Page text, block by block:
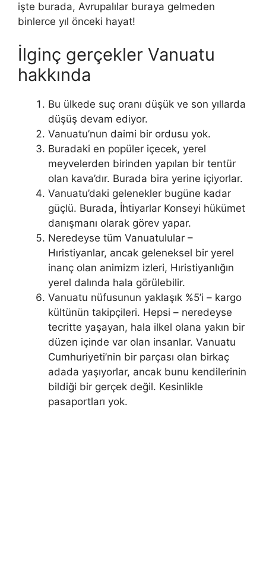
işte burada, Avrupalılar buraya gelmeden
binlerce yıl önceki hayat!
İlginç gerçekler Vanuatu
hakkında
Bu ülkede suç oranı düşük ve son yıllarda
düşüş devam ediyor.
Vanuatu’nun daimi bir ordusu yok.
Buradaki en popüler içecek, yerel
meyvelerden birinden yapılan bir tentür
olan kava’dır. Burada bira yerine içiyorlar.
Vanuatu’daki gelenekler bugüne kadar
güçlü. Burada, İhtiyarlar Konseyi hükümet
danışmanı olarak görev yapar.
Neredeyse tüm Vanuatulular –
Hıristiyanlar, ancak geleneksel bir yerel
inanç olan animizm izleri, Hıristiyanlığın
yerel dalında hala görülebilir.
Vanuatu nüfusunun yaklaşık %5’i – kargo
kültünün takipçileri. Hepsi – neredeyse
tecritte yaşayan, hala ilkel olana yakın bir
düzen içinde var olan insanlar. Vanuatu
Cumhuriyeti’nin bir parçası olan birkaç
adada yaşıyorlar, ancak bunu kendilerinin
bildiği bir gerçek değil. Kesinlikle
pasaportları yok.